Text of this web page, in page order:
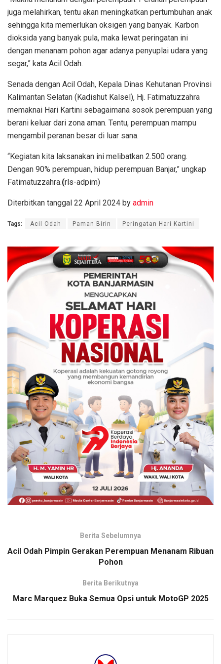
juga melahirkan, tentu akan meningkatkan pertumbuhan anak
sehingga kita memerlukan oksigen yang banyak. Karbon
dioksida yang banyak pula, maka lewat peringatan ini
dengan menanam pohon agar adanya penyuplai udara yang
segar,” kata Acil Odah.
Senada dengan Acil Odah, Kepala Dinas Kehutanan Provinsi
Kalimantan Selatan (Kadishut Kalsel), Hj. Fatimatuzzahra
memaknai Hari Kartini sebagaimana sosok perempuan yang
berani keluar dari zona aman. Tentu, perempuan mampu
mengambil peranan besar di luar sana.
“Kegiatan kita laksanakan ini melibatkan 2.500 orang.
Dengan 90% perempuan, hidup perempuan Banjar,” ungkap
Fatimatuzzahra.(rls-adpim)
Diterbitkan tanggal 22 April 2024 by admin
Tags: Acil Odah Paman Birin Peringatan Hari Kartini
Berita Sebelumnya
Acil Odah Pimpin Gerakan Perempuan Menanam Ribuan
Pohon
Berita Berikutnya
Marc Marquez Buka Semua Opsi untuk MotoGP 2025